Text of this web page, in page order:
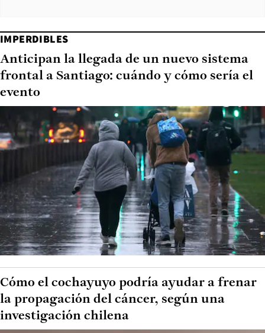
IMPERDIBLES
Anticipan la llegada de un nuevo sistema
frontal a Santiago: cuándo y cómo sería el
evento
Cómo el cochayuyo podría ayudar a frenar
la propagación del cáncer, según una
investigación chilena